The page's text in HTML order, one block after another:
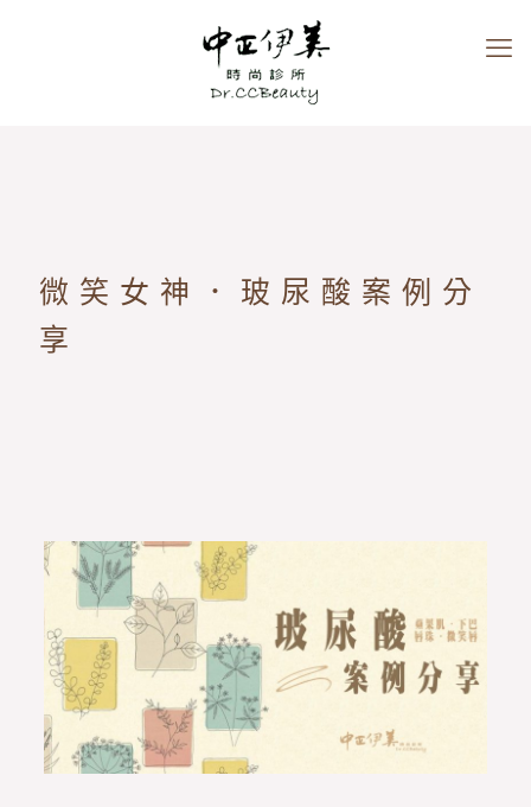
微笑女神．玻尿酸案例分
享